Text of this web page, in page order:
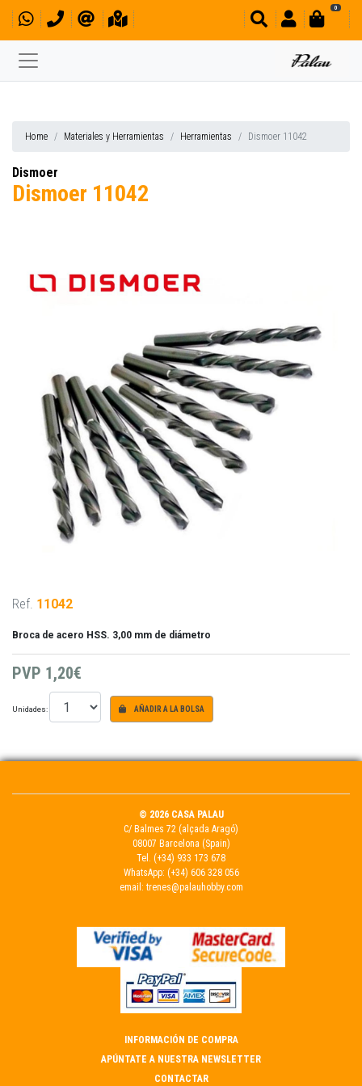
0
Home Materiales y Herramientas Herramientas Dismoer 11042
Dismoer
Dismoer 11042
Ref. 11042
Broca de acero HSS. 3,00 mm de diámetro
PVP 1,20€
Unidades: AÑADIR A LA BOLSA
© 2026 CASA PALAU
C/ Balmes 72 (alçada Aragó)
08007 Barcelona (Spain)
Tel. (+34) 933 173 678
WhatsApp: (+34) 606 328 056
email: trenes@palauhobby.com
INFORMACIÓN DE COMPRA
APÚNTATE A NUESTRA NEWSLETTER
CONTACTAR